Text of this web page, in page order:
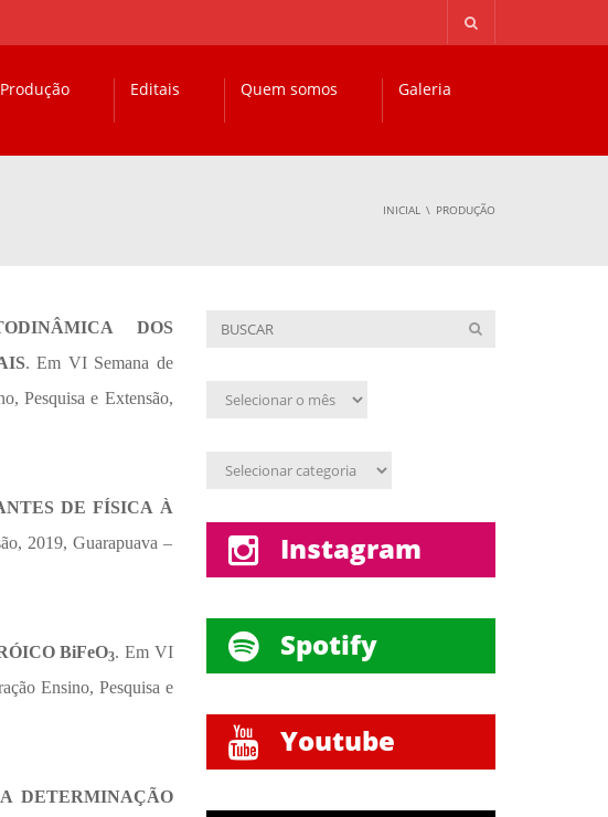
Produção Editais Quem somos Galeria
INICIAL PRODUÇÃO
DOS
. Em VI Semana de
Pesquisa e Extensão,
DE FÍSICA À
2019, Guarapuava –
BiFeO3. Em VI
Ensino, Pesquisa e
DETERMINAÇÃO
Arquivo
Assunto
Instagram
Spotify
Youtube